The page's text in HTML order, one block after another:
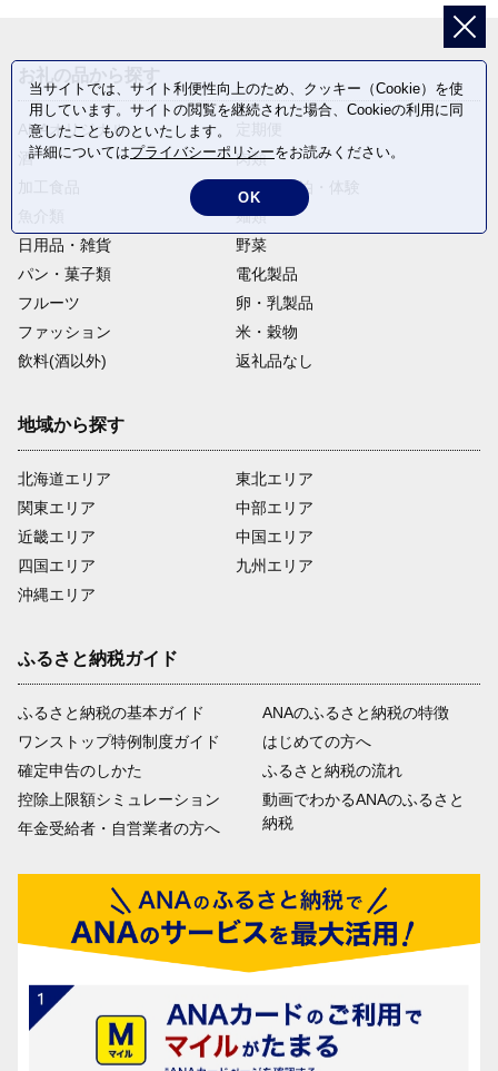
ANAオリジナル
酒
肉類
旅行・宿泊・体験
麺類
日用品・雑貨
野菜
パン・菓子類
電化製品
フルーツ
卵・乳製品
ファッション
米・穀物
飲料(酒以外)
返礼品なし
地域から探す
北海道エリア
関東エリア
近畿エリア
四国エリア
沖縄エリア
東北エリア
中部エリア
中国エリア
九州エリア
ふるさと納税ガイド
ふるさと納税の基本ガイド
ワンストップ特例制度ガイド
確定申告のしかた
控除上限額シミュレーション
年金受給者・自営業者の方へ
ANAのふるさと納税の特徴
はじめての方へ
ふるさと納税の流れ
動画でわかるANAのふるさと
納税
当サイトでは、サイト利便性向上のため、クッキー（Cookie）を使
用しています。サイトの閲覧を継続された場合、Cookieの利用に同
意したことものといたします。
詳細についてはプライバシーポリシーをお読みください。
OK